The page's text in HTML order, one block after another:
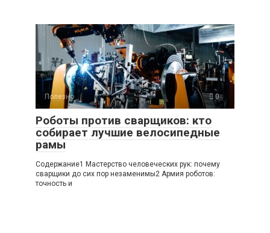
Полезно 0
Роботы против сварщиков: кто
собирает лучшие велосипедные
рамы
Содержание1 Мастерство человеческих рук: почему
сварщики до сих пор незаменимы2 Армия роботов:
точность и